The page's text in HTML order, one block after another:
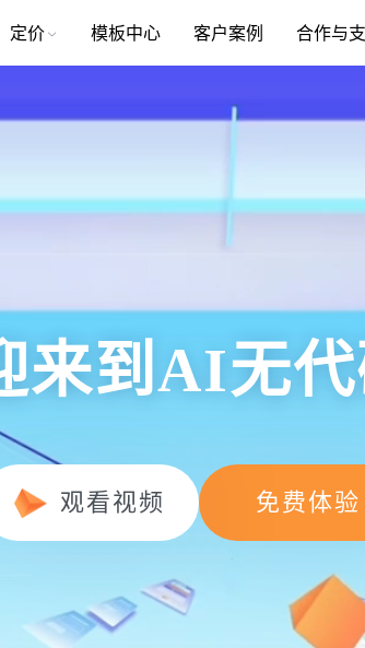
定价 模板中心 客户案例 合作与
来到AI无
观看视频 免费体验